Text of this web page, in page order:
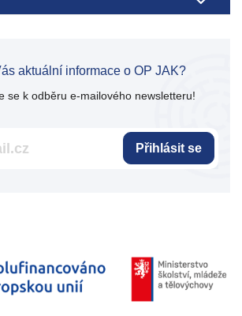
aktuální informace o OP JAK?
se k odběru e-mailového newsletteru!
Přihlásit se